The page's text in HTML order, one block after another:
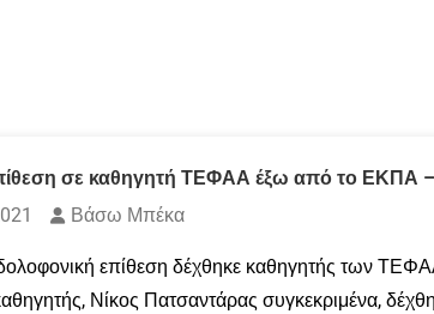
σε καθηγητή ΤΕΦΑΑ έξω από το ΕΚΠΑ –
Βάσω Μπέκα
επίθεση δέχθηκε καθηγητής των
Νίκος Πατσαντάρας συγκεκριμένα,